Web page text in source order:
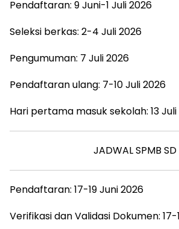
Pendaftaran: 9 Juni-1 Juli 2026
Seleksi berkas: 2-4 Juli 2026
Pengumuman: 7 Juli 2026
Pendaftaran ulang: 7-10 Juli 2026
Hari pertama masuk sekolah: 13
JADWAL SPMB SD
Pendaftaran: 17-19 Juni 2026
Verifikasi dan Validasi Dokumen: 17-